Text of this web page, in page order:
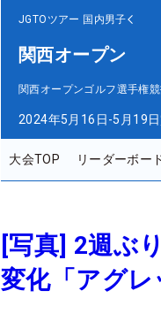
JGTOツアー 国内男子
関西オープン
関西オープンゴルフ選手権
2024年5月16日-5月19日
大会TOP リーダーボー
[写真] 2週ぶ
変化「アグレ